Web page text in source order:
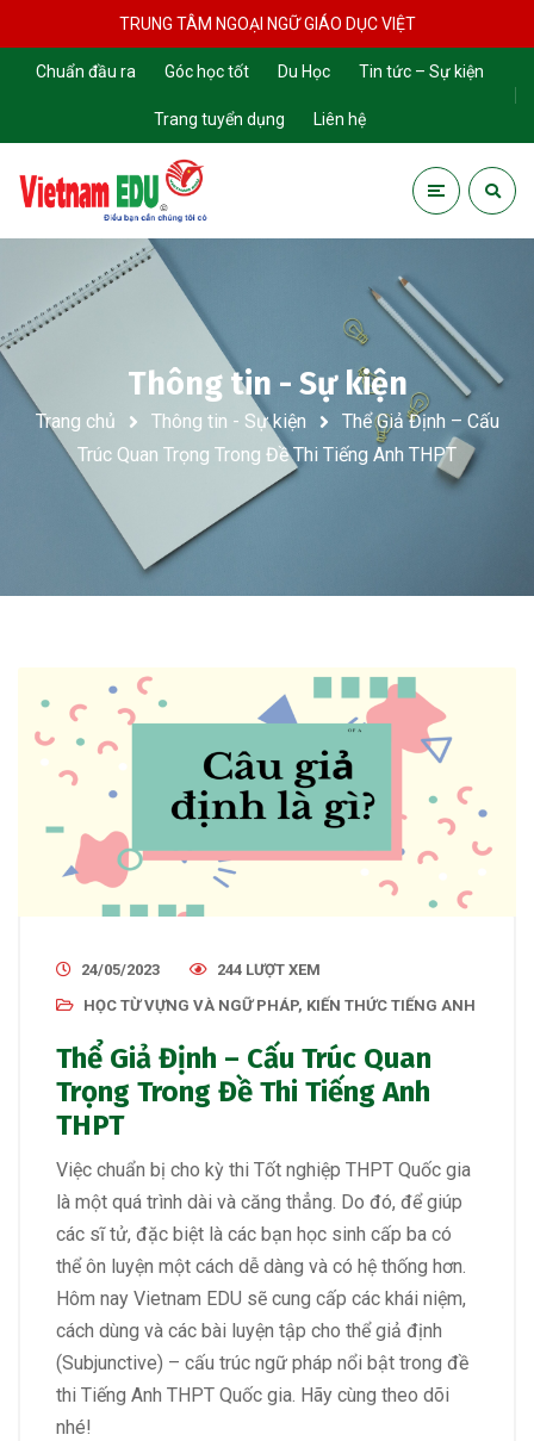
TRUNG TÂM NGOẠI NGỮ GIÁO DỤC VIỆT
Chuẩn đầu ra Góc học tốt Du Học Tin tức – Sự kiện
Trang tuyển dụng Liên hệ
Thông tin - Sự kiện
Trang chủ Thông tin - Sự kiện
Thể Giả Định – Cấu
Trúc Quan Trọng Trong Đề Thi Tiếng Anh THPT
24/05/2023
244 LƯỢT XEM
HỌC TỪ VỰNG VÀ NGỮ PHÁP, KIẾN THỨC TIẾNG ANH
Thể Giả Định – Cấu Trúc Quan
Trọng Trong Đề Thi Tiếng Anh
THPT
Việc chuẩn bị cho kỳ thi Tốt nghiệp THPT Quốc gia
là một quá trình dài và căng thẳng. Do đó, để giúp
các sĩ tử, đặc biệt là các bạn học sinh cấp ba có
thể ôn luyện một cách dễ dàng và có hệ thống hơn.
Hôm nay Vietnam EDU sẽ cung cấp các khái niệm,
cách dùng và các bài luyện tập cho thể giả định
(Subjunctive) – cấu trúc ngữ pháp nổi bật trong đề
thi Tiếng Anh THPT Quốc gia. Hãy cùng theo dõi
nhé!